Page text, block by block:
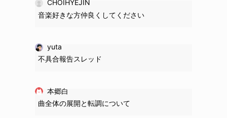
音楽好きな方仲良くしてください
CHOIHYEJIN
不具合報告スレッド
yuta
曲全体の展開と転調について
本郷白